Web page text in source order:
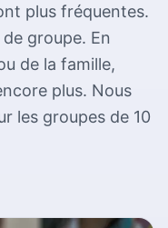
plus fréquentes.
groupe. En
de la famille,
plus. Nous
les groupes de 10